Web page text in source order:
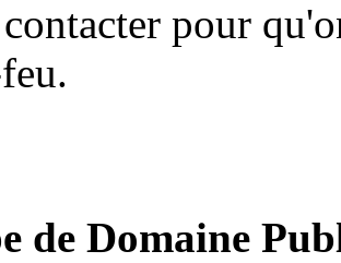
pour
de Domaine